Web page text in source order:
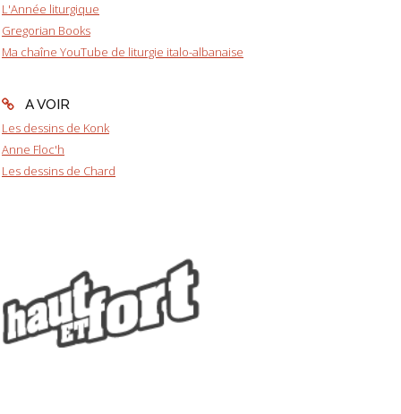
L'Année liturgique
Gregorian Books
Ma chaîne YouTube de liturgie italo-albanaise
A VOIR
Les dessins de Konk
Anne Floc'h
Les dessins de Chard